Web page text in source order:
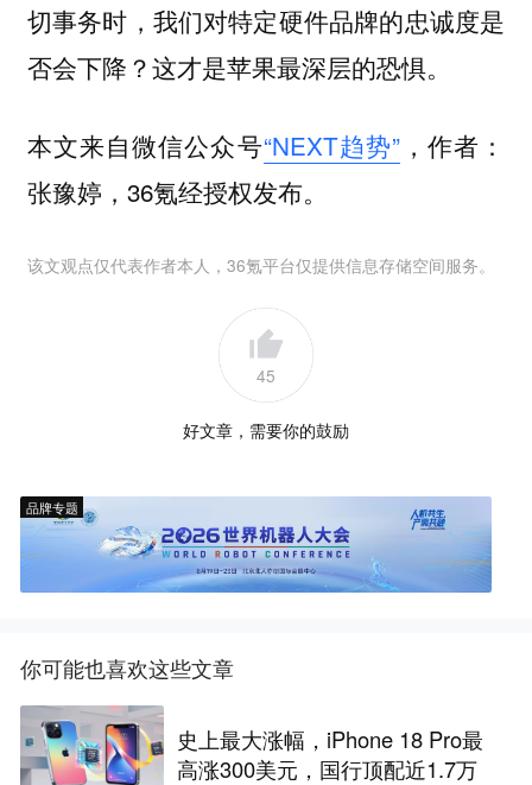
切事务时，我们对特定硬件品牌的忠诚度是
否会下降？这才是苹果最深层的恐惧。
本文来自微信公众号“NEXT趋势”，作者：
张豫婷，36氪经授权发布。
该文观点仅代表作者本人，36氪平台仅提供信息存储空间服务。
45
好文章，需要你的鼓励
品牌专题
你可能也喜欢这些文章
史上最大涨幅，iPhone 18 Pro最
高涨300美元，国行顶配近1.7万